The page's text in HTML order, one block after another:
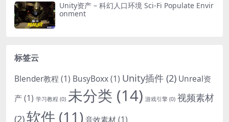
Unity资产 – 科幻人口环境 Sci-Fi Populate Envir
onment
标签云
Blender教程(1) BusyBoxx(1) Unity插件 (2) Unreal资
产(1) 学习教程 (0) 未分类 (14) 游戏引擎 (0) 视频素材
(2)软件 (11)